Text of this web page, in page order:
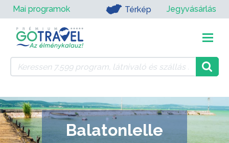
Mai programok Térkép Jegyvásárlás
Balatonlelle